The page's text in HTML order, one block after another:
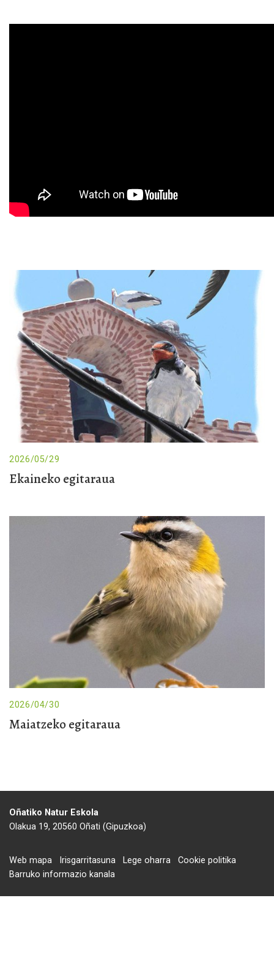
2026/05/29
Ekaineko egitaraua
2026/04/30
Maiatzeko egitaraua
Oñatiko Natur Eskola
Olakua 19, 20560 Oñati (Gipuzkoa)
Web mapa Irisgarritasuna Lege oharra
Cookie politika
Barruko informazio kanala